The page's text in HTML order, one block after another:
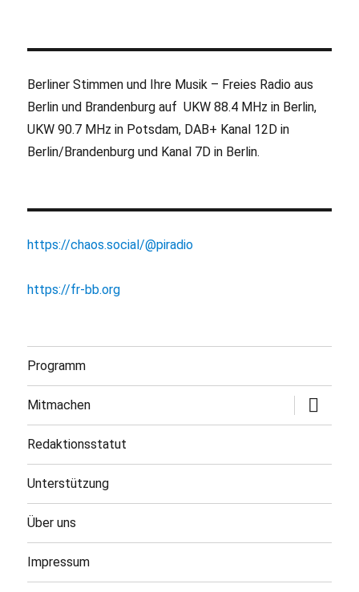
Berliner Stimmen und Ihre Musik – Freies Radio aus
Berlin und Brandenburg auf UKW 88.4 MHz in Berlin,
UKW 90.7 MHz in Potsdam, DAB+ Kanal 12D in
Berlin/Brandenburg und Kanal 7D in Berlin.
https://chaos.social/@piradio
https://fr-bb.org
Programm
Mitmachen
öffnen
Redaktionsstatut
Unterstützung
Über uns
Impressum